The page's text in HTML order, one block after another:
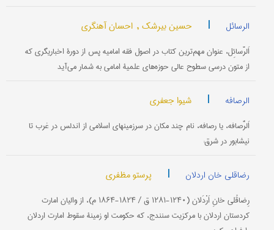
الرسائل | حسین بیرشک , احسان آهنگری
اَلرَّسائِل، عنوان مهم‌ترین کتاب در اصول فقه امامیه پس از دورۀ اخباریگری که
از متون درسی سطوح عالی حوزه‌های علمیۀ امامی به شمار می‌آید
الرصافه | شیوا جعفری
اَلرُّصافه، یا رصافه، نام چند مکان در سرزمینهای اسلامی از اندلس در غرب تا
نیشابور در شرق:
رضا‌قلی خان اردلان | پرستو مظفری
رِضا‌قُلی خانِ اَرْدَلان (۱۲۴۰-۱۲۸۱ ق / ۱۸۲۴-۱۸۶۴ م)، از والیان امارت
کردستان اردلان با مرکزیت سنندج، که حکومت او زمینۀ سقوط امارت اردلان